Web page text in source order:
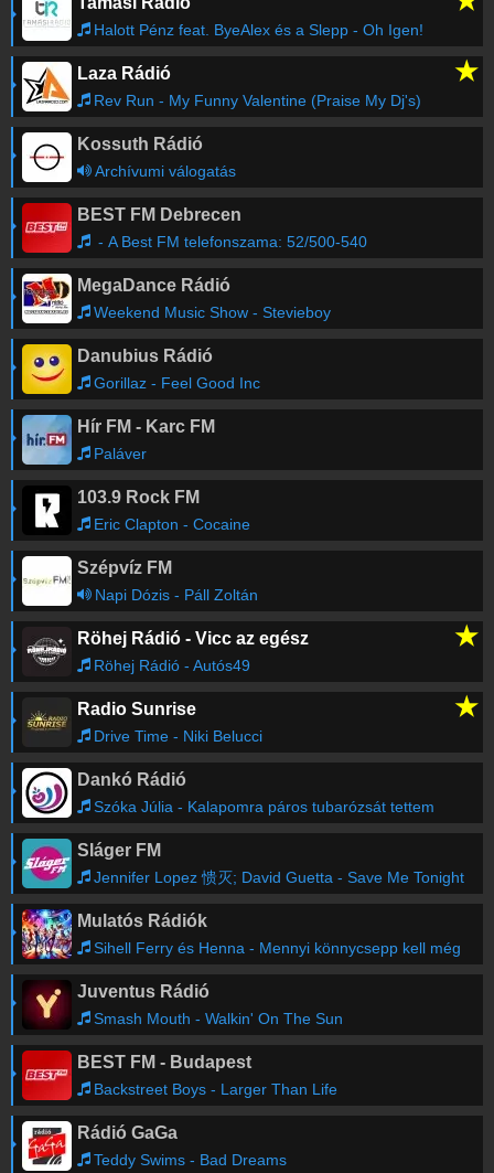
Enying- 93.9
Érd-94.8 FM
Petőfi Rádió Frekvenciatérkép
Halott Pénz feat. ByeAlex és a Slepp - Oh Igen!
Laza Rádió ★
Rev Run - My Funny Valentine (Praise My Dj's)
Kossuth Rádió
Archívumi válogatás
BEST FM Debrecen
- A Best FM telefonszama: 52/500-540
MegaDance Rádió
Weekend Music Show - Stevieboy
Danubius Rádió
Gorillaz - Feel Good Inc
Hír FM - Karc FM
Paláver
103.9 Rock FM
Eric Clapton - Cocaine
Szépvíz FM
Napi Dózis - Páll Zoltán
Röhej Rádió - Vicc az egész ★
Röhej Rádió - Autós49
Radio Sunrise ★
Drive Time - Niki Belucci
Dankó Rádió
Szóka Júlia - Kalapomra páros tubarózsát tettem
Sláger FM
Jennifer Lopez 愦灭; David Guetta - Save Me Tonight
Mulatós Rádiók
Sihell Ferry és Henna - Mennyi könnycsepp kell még
Juventus Rádió
Smash Mouth - Walkin' On The Sun
BEST FM - Budapest
Backstreet Boys - Larger Than Life
Rádió GaGa
Teddy Swims - Bad Dreams